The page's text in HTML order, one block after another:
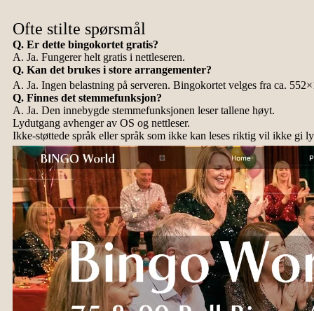
Ofte stilte spørsmål
Q. Er dette bingokortet gratis?
A. Ja. Fungerer helt gratis i nettleseren.
Q. Kan det brukes i store arrangementer?
A. Ja. Ingen belastning på serveren. Bingokortet velges fra ca.
Q. Finnes det stemmefunksjon?
A. Ja. Den innebygde stemmefunksjonen leser tallene høyt.
Lydutgang avhenger av OS og nettleser.
Ikke-støttede språk eller språk som ikke kan leses riktig vil ikke gi